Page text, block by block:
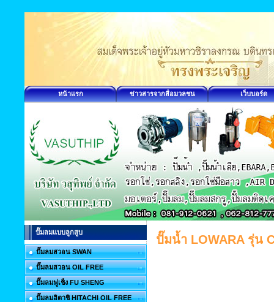
หน้าแรก ข่าวสารจากสื่อมวลชน เว็บบอร์ด
ปั๊มลมแบบลูกสูบ
ปั๊มลมสวอน SWAN
ปั๊มลมสวอน OIL FREE
ปั๊มลมฟูเช็ง FU SHENG
ปั๊มลมฮิตาชิ HITACHI OIL FREE
ปั๊มน้ำ LOWARA รุ่น